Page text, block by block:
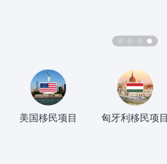
美国移民项目 匈牙利移民项目